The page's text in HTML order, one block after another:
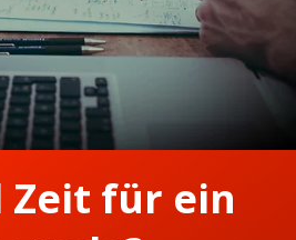
Zeit für ein